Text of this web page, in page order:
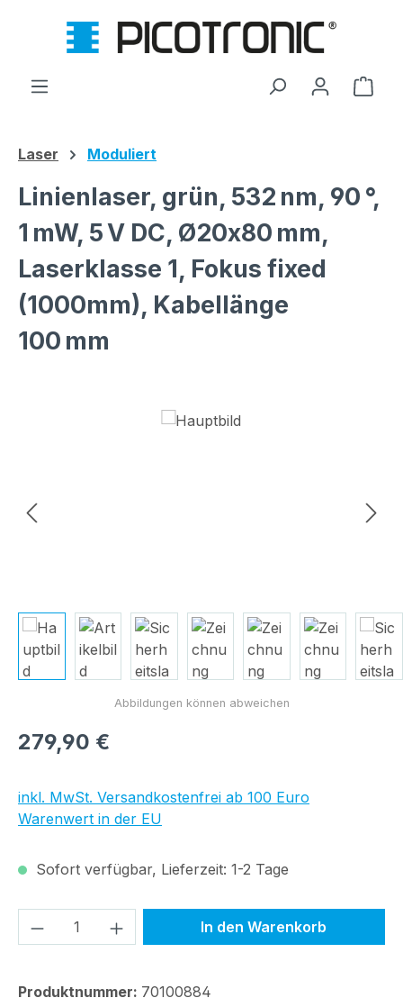
Zum Hauptinhalt springen
Laser Moduliert
Linienlaser, grün, 532 nm, 90 °,
1 mW, 5 V DC, Ø20x80 mm,
Laserklasse 1, Fokus fixed
(1000mm), Kabellänge
100 mm
Bildergalerie überspringen
Regulärer Preis:
279,90 €
inkl. MwSt. Versandkostenfrei ab 100 Euro
Warenwert in der EU
Sofort verfügbar, Lieferzeit: 1-2 Tage
Produkt Anzahl: Gib denIn den Warenkorb
Produktnummer: 70100884